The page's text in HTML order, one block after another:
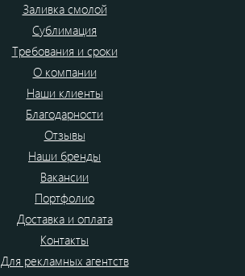
Заливка смолой
Сублимация
Требования и сроки
О компании
Наши клиенты
Благодарности
Отзывы
Наши бренды
Вакансии
Портфолио
Доставка и оплата
Контакты
Для рекламных агентств